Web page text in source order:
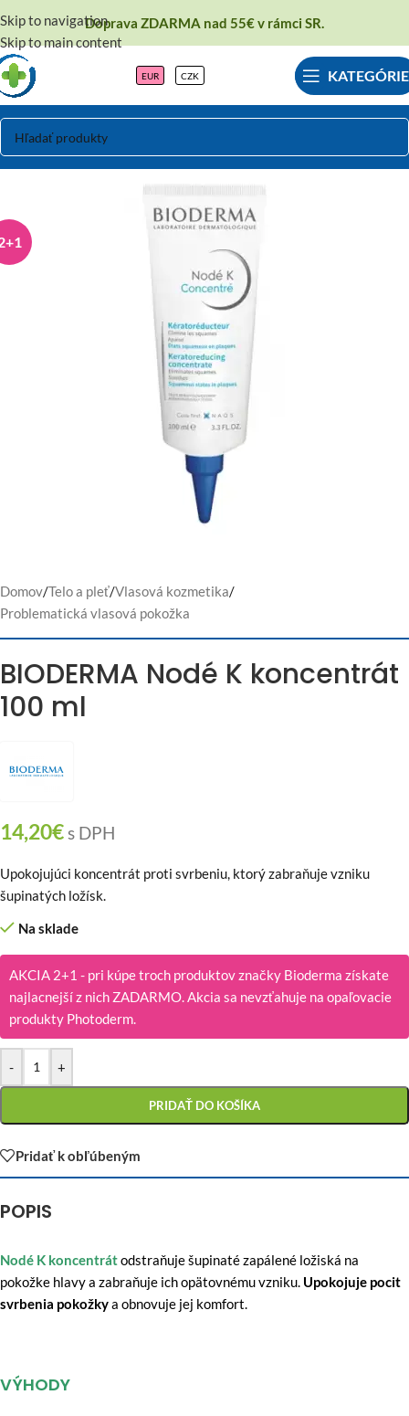
Skip to navigation
Skip to main content
Doprava ZDARMA nad 55€ v rámci SR.
EUR CZK KATEGÓRIE
Domov/Telo a pleť/Vlasová kozmetika/
Problematická vlasová pokožka
BIODERMA Nodé K koncentrát
100 ml
14,20€s DPH
Upokojujúci koncentrát proti svrbeniu, ktorý zabraňuje vzniku
šupinatých ložísk.
Na sklade
AKCIA 2+1 - pri kúpe troch produktov značky Bioderma získate
najlacnejší z nich ZADARMO. Akcia sa nevzťahuje na opaľovacie
produkty Photoderm.
- +
PRIDAŤ DO KOŠÍKA
Pridať k obľúbeným
POPIS
Nodé K koncentrátodstraňuje šupinaté zapálené ložiská na
pokožke hlavy a zabraňuje ich opätovnému vzniku. Upokojuje pocit
svrbenia pokožkya obnovuje jej komfort.
VÝHODY